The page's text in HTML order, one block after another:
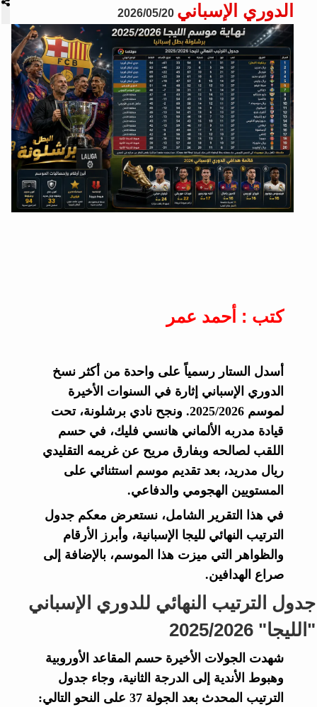
الدوري الإسباني 2026/05/20
كتب : أحمد عمر
أسدل الستار رسمياً على واحدة من أكثر نسخ
الدوري الإسباني إثارة في السنوات الأخيرة
لموسم 2025/2026. ونجح نادي
برشلونة، تحت
قيادة مدربه الألماني هانسي فليك، في حسم
اللقب لصالحه وبفارق مريح عن غريمه التقليدي
ريال مدريد، بعد تقديم موسم استثنائي على
المستويين الهجومي والدفاعي.
في هذا التقرير الشامل، نستعرض معكم جدول
الترتيب النهائي لليجا الإسبانية، وأبرز الأرقام
والظواهر التي ميزت هذا الموسم، بالإضافة إلى
صراع الهدافين.
جدول الترتيب النهائي للدوري الإسباني
"الليجا" 2025/2026
شهدت الجولات الأخيرة حسم المقاعد الأوروبية
وهبوط الأندية إلى الدرجة الثانية، وجاء جدول
الترتيب المحدث بعد الجولة 37 على النحو التالي: